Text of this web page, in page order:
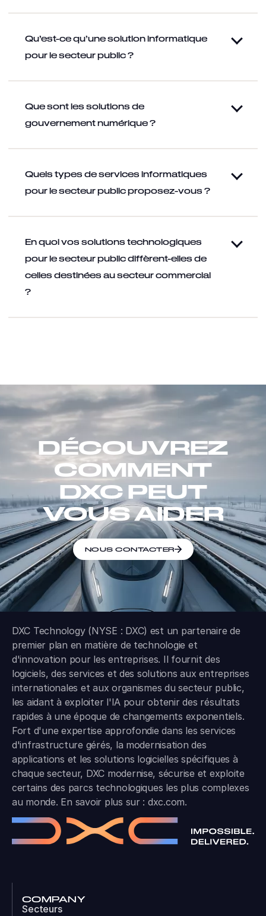
Qu’est-ce qu’une solution informatique
pour le secteur public ?
Que sont les solutions de
gouvernement numérique ?
Quels types de services informatiques
pour le secteur public proposez-vous ?
En quoi vos solutions technologiques
pour le secteur public diffèrent-elles de
celles destinées au secteur commercial
?
DÉCOUVREZ
COMMENT
DXC PEUT
VOUS AIDER
NOUS CONTACTER
DXC Technology (NYSE : DXC) est un partenaire de
premier plan en matière de technologie et
d'innovation pour les entreprises. Il fournit des
logiciels, des services et des solutions aux entreprises
internationales et aux organismes du secteur public,
les aidant à exploiter l'IA pour obtenir des résultats
rapides à une époque de changements exponentiels.
Fort d'une expertise approfondie dans les services
d'infrastructure gérés, la modernisation des
applications et les solutions logicielles spécifiques à
chaque secteur, DXC modernise, sécurise et exploite
certains des parcs technologiques les plus complexes
au monde. En savoir plus sur : dxc.com.
COMPANY
Secteurs